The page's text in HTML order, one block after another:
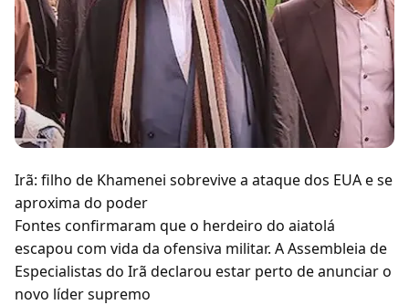
Irã: filho de Khamenei sobrevive a ataque dos EUA e se
aproxima do poder
Fontes confirmaram que o herdeiro do aiatolá
escapou com vida da ofensiva militar. A Assembleia de
Especialistas do Irã declarou estar perto de anunciar o
novo líder supremo